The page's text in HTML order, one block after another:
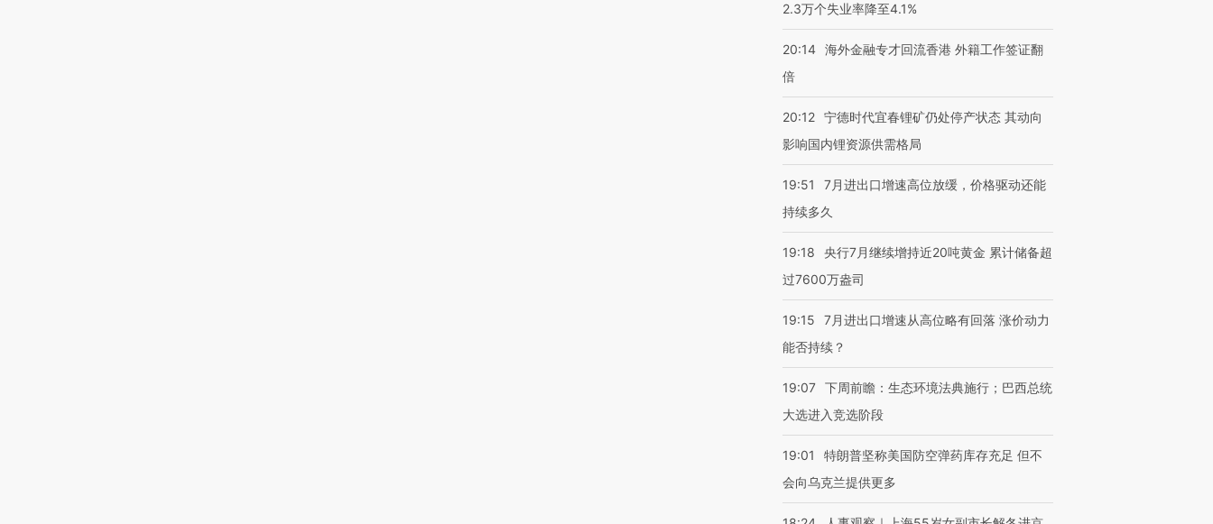
2.3万个失业率降至4.1%
20:14 海外金融专才回流香港 外籍工作签证翻
倍
20:12 宁德时代宜春锂矿仍处停产状态 其动向
影响国内锂资源供需格局
19:51
7月进出口增速高位放缓，价格驱动还能
持续多久
19:18
央行7月继续增持近20吨黄金 累计储备超
过7600万盎司
19:15
7月进出口增速从高位略有回落 涨价动力
能否持续？
19:07 下周前瞻：生态环境法典施行；巴西总统
大选进入竞选阶段
19:01
特朗普坚称美国防空弹药库存充足 但不
会向乌克兰提供更多